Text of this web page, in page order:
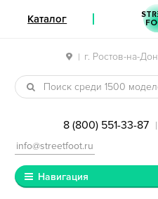
| г. Ростов-на-
Перейти к навигации
Перейти к содержимому
8 (800) 551-33-87 |
info@streetfoot.ru
Навигация
Каталог